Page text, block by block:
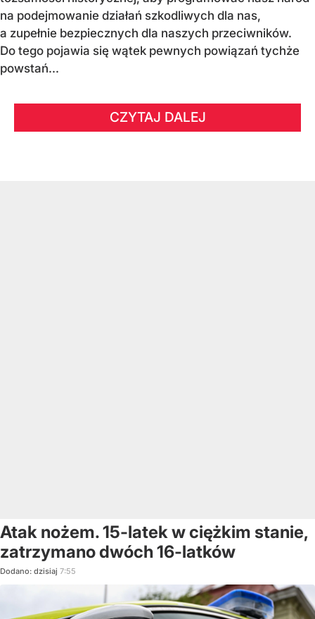
na podejmowanie działań szkodliwych dla nas,
a zupełnie bezpiecznych dla naszych przeciwników.
Do tego pojawia się wątek pewnych powiązań tychże
powstań...
CZYTAJ DALEJ
Atak nożem. 15-latek w ciężkim stanie,
zatrzymano dwóch 16-latków
Dodano: dzisiaj 7:55